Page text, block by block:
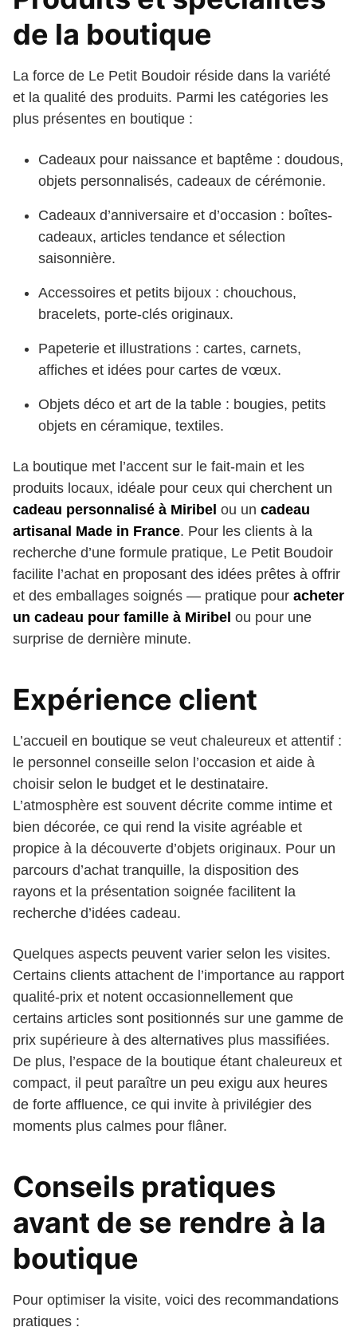
de la boutique
La force de Le Petit Boudoir réside dans la variété
et la qualité des produits. Parmi les catégories les
plus présentes en boutique :
Cadeaux pour naissance et baptême : doudous,
objets personnalisés, cadeaux de cérémonie.
Cadeaux d’anniversaire et d’occasion : boîtes-
cadeaux, articles tendance et sélection
saisonnière.
Accessoires et petits bijoux : chouchous,
bracelets, porte-clés originaux.
Papeterie et illustrations : cartes, carnets,
affiches et idées pour cartes de vœux.
Objets déco et art de la table : bougies, petits
objets en céramique, textiles.
La boutique met l’accent sur le fait-main et les
produits locaux, idéale pour ceux qui cherchent un
cadeau personnalisé à Miribel ou un cadeau
artisanal Made in France. Pour les clients à la
recherche d’une formule pratique, Le Petit Boudoir
facilite l’achat en proposant des idées prêtes à offrir
et des emballages soignés — pratique pour acheter
un cadeau pour famille à Miribel ou pour une
surprise de dernière minute.
Expérience client
L’accueil en boutique se veut chaleureux et attentif :
le personnel conseille selon l’occasion et aide à
choisir selon le budget et le destinataire.
L’atmosphère est souvent décrite comme intime et
bien décorée, ce qui rend la visite agréable et
propice à la découverte d’objets originaux. Pour un
parcours d’achat tranquille, la disposition des
rayons et la présentation soignée facilitent la
recherche d’idées cadeau.
Quelques aspects peuvent varier selon les visites.
Certains clients attachent de l’importance au rapport
qualité-prix et notent occasionnellement que
certains articles sont positionnés sur une gamme de
prix supérieure à des alternatives plus massifiées.
De plus, l’espace de la boutique étant chaleureux et
compact, il peut paraître un peu exigu aux heures
de forte affluence, ce qui invite à privilégier des
moments plus calmes pour flâner.
Conseils pratiques
avant de se rendre à la
boutique
Pour optimiser la visite, voici des recommandations
pratiques :